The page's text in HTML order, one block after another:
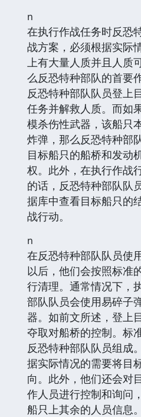
n
在执行作战任务时反恐
战方案，必须根据实际
上有大量人质并且人质
么反恐特种部队的首要
反恐特种部队队员登上
任务并解救人质。而如
模杀伤性武器，该船只
炸弹，那么反恐特种部
目标船只的船桥和发动
权。此外，在执行作战
的话，反恐特种部队队
据库中查看目标船只的
战行动。
n
在反恐特种部队队员使
以后，他们会按照标准
行清理。通常情况下，
部队队员会使用易碎子
器。如前文所述，登上
夺取对船桥的控制。标
反恐特种部队队员组成
据实际情况的需要将目
向。此外，他们还会对
作人员进行控制和询问
船只上其余的人员信息。